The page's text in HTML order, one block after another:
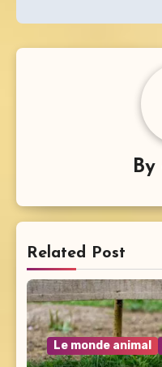
By
Related Post
Le monde animal